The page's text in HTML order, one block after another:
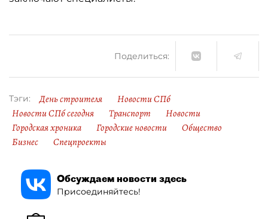
Поделиться:
Тэги: День строителя
Новости СПб
Новости СПб сегодня
Транспорт
Новости
Городская хроника
Городские новости
Общество
Бизнес
Спецпроекты
Обсуждаем новости здесь
Присоединяйтесь!